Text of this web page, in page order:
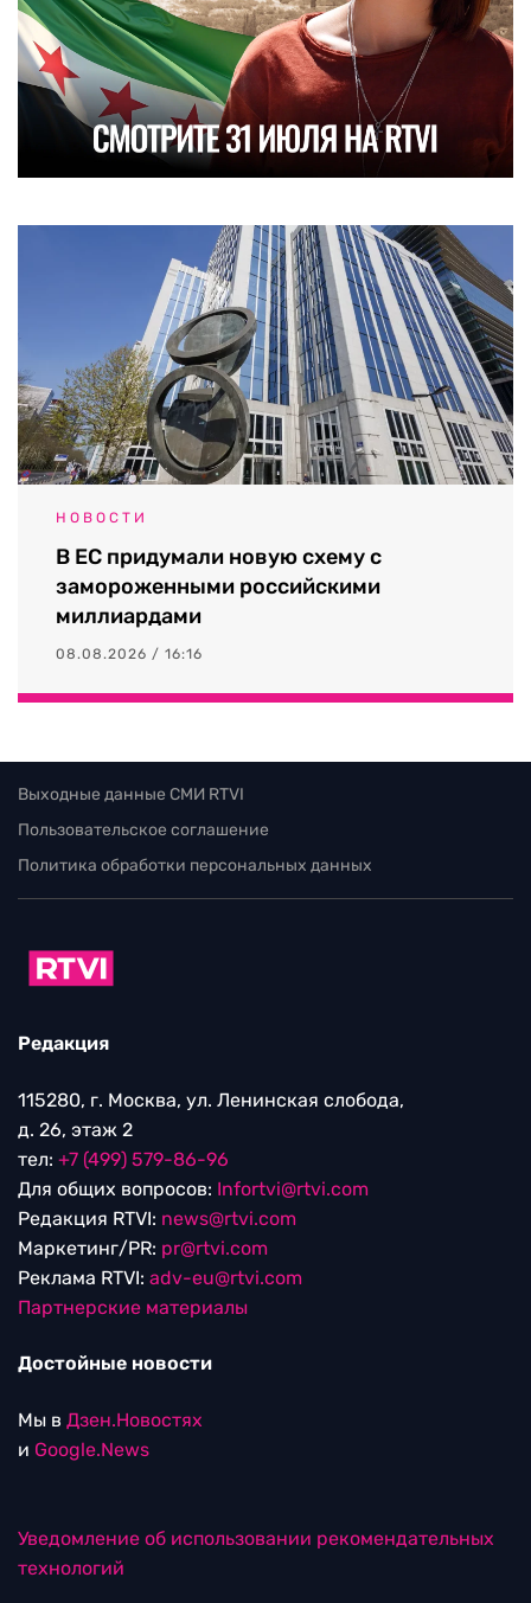
НОВОСТИ
В ЕС придумали новую схему с
замороженными российскими
миллиардами
08.08.2026 / 16:16
Выходные данные СМИ RTVI
Пользовательское соглашение
Политика обработки персональных данных
Редакция
115280, г. Москва, ул. Ленинская слобода,
д. 26, этаж 2
тел: +7 (499) 579-86-96
Для общих вопросов: Infortvi@rtvi.com
Редакция RTVI: news@rtvi.com
Маркетинг/PR: pr@rtvi.com
Реклама RTVI: adv-eu@rtvi.com
Партнерские материалы
Достойные новости
Мы в Дзен.Новостях
и Google.News
Уведомление об использовании рекомендательных
технологий